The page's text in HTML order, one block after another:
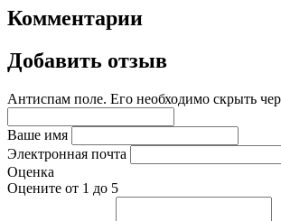
Комментарии
Добавить отзыв
Антиспам поле. Его необходимо скрыть
Ваше имя
Электронная почта
Оценка
Оцените от 1 до 5